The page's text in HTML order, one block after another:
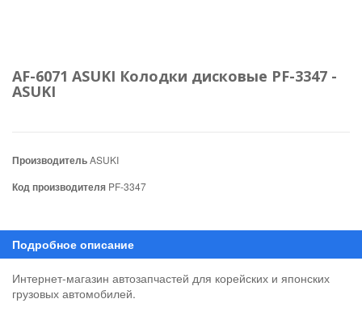
AF-6071 ASUKI Колодки дисковые PF-3347 -
ASUKI
ПроизводительASUKI
Код производителя PF-3347
Интернет-магазин автозапчастей для корейских и японских
грузовых автомобилей.